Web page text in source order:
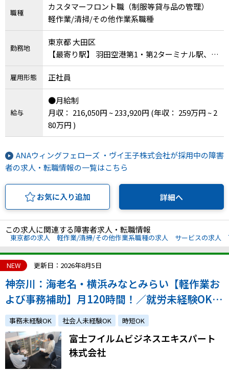
職種
カスタマーフロント職（制服等貸与品の管理）
軽作業/清掃/その他作業系職種
勤務地
東京都 大田区
【最寄り駅】 羽田空港第1・第2ターミナル駅、羽
田空港第2ターミナル駅
雇用形態 正社員
給与
●月給制
月収： 216,050円 ~ 233,920円 (年収： 259万円 ~ 2
80万円 )
ANAウィングフェローズ ・ヴイ王子株式会社が採用中の障害
者の求人・転職情報の一覧はこちら
お気に入り追加 詳細へ
この求人に関連する障害者求人・転職情報
東京都の求人 軽作業/清掃/その他作業系職種の求人 サービスの求人
NEW 更新日：2026年8月5日
神奈川：海老名・横浜みなとみらい【軽作業お
よび事務補助】月120時間！／就労未経験OK／
安心のサポート体制！／週休二日制／昇給・賞
与あり／雇用実績多数！
事務未経験OK 社会人未経験OK 時短OK
富士フイルムビジネスエキスパート
株式会社